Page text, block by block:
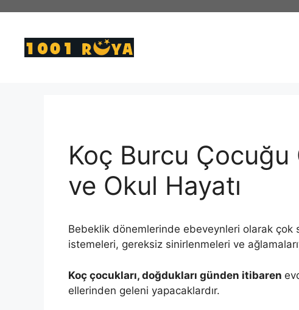
Koç Burcu
ve Okul Hayatı
Bebeklik dönemlerinde ebeveynleri olarak çok
istemeleri, gereksiz sinirlenmeleri ve
Koç çocukları, doğdukları günden itibaren
ellerinden geleni yapacaklardır.